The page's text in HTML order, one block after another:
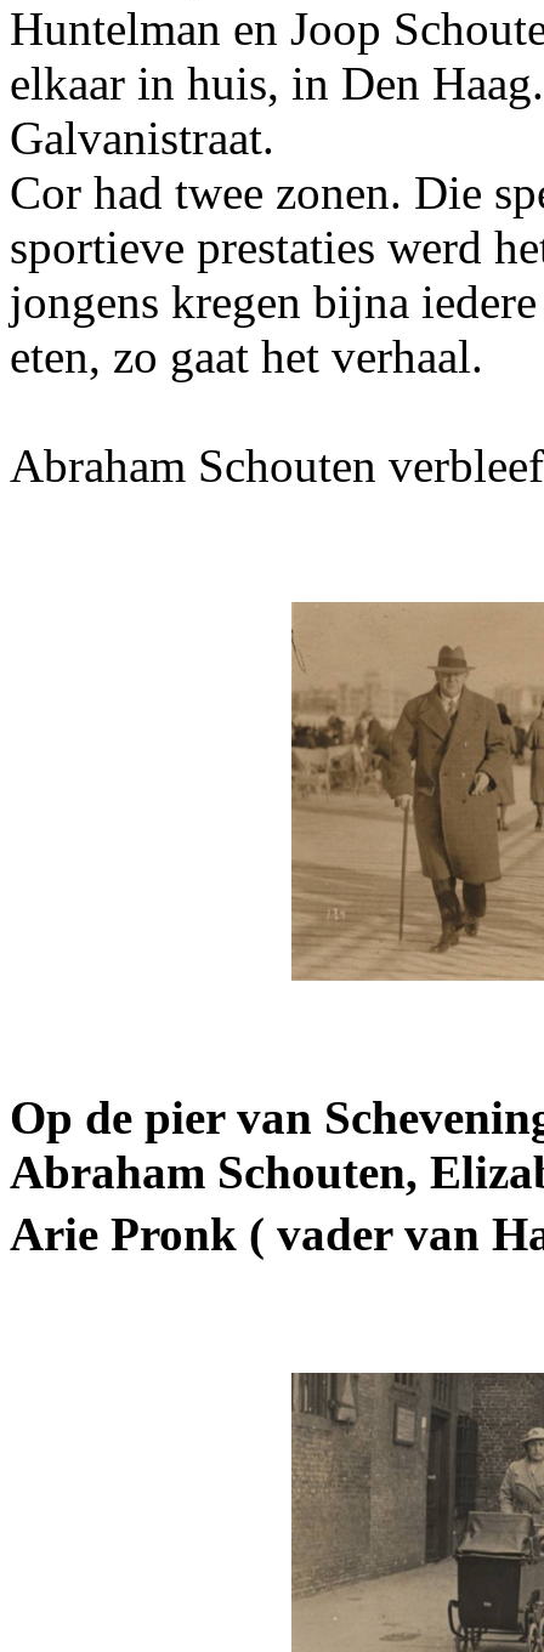
Huntelman en Joop
elkaar in huis, in Den
Galvanistraat.
Cor had twee zonen. Die
sportieve prestaties werd
jongens kregen bijna
eten, zo gaat het verhaal.
Abraham Schouten
Op de pier van
Abraham Schouten,
Arie Pronk ( vader van